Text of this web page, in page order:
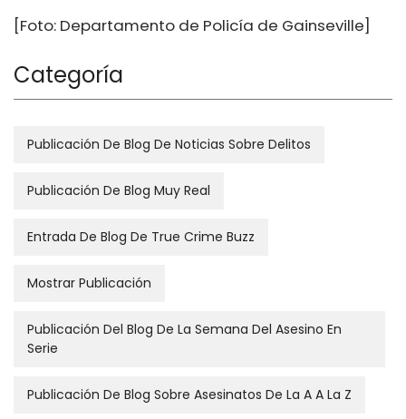
[Foto: Departamento de Policía de Gainseville]
Categoría
Publicación De Blog De Noticias Sobre Delitos
Publicación De Blog Muy Real
Entrada De Blog De True Crime Buzz
Mostrar Publicación
Publicación Del Blog De La Semana Del Asesino En
Serie
Publicación De Blog Sobre Asesinatos De La A A La Z